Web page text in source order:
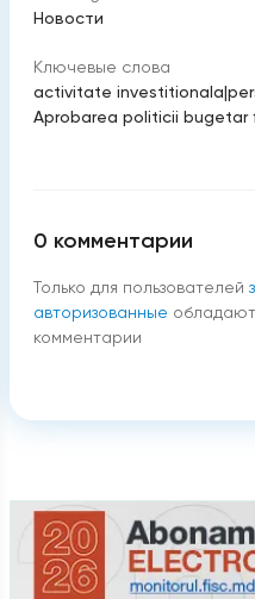
Новости
Ключевые слова
activitate investitionala|
Aprobarea politicii bugetar
0 комментарии
Только для пользователей
авторизованные
комментарии